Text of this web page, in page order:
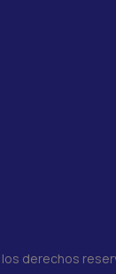
derechos